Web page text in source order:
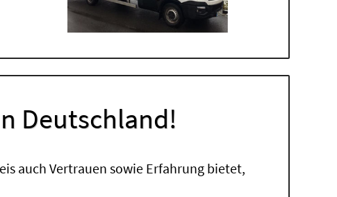
Deutschland!
auch Vertrauen sowie Erfahrung bietet,